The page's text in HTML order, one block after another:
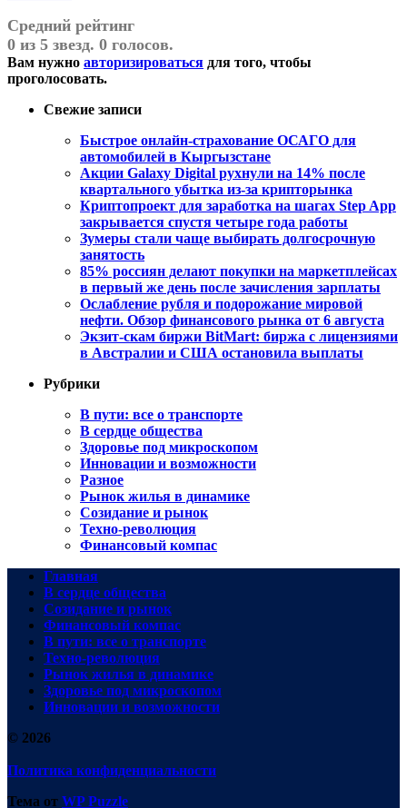
Средний рейтинг
0 из 5 звезд. 0 голосов.
Вам нужно авторизироваться для того, чтобы
проголосовать.
Свежие записи
Быстрое онлайн-страхование ОСАГО для
автомобилей в Кыргызстане
Акции Galaxy Digital рухнули на 14% после
квартального убытка из-за крипторынка
Криптопроект для заработка на шагах Step App
закрывается спустя четыре года работы
Зумеры стали чаще выбирать долгосрочную
занятость
85% россиян делают покупки на маркетплейсах
в первый же день после зачисления зарплаты
Ослабление рубля и подорожание мировой
нефти. Обзор финансового рынка от 6 августа
Экзит-скам биржи BitMart: биржа с лицензиями
в Австралии и США остановила выплаты
Рубрики
В пути: все о транспорте
В сердце общества
Здоровье под микроскопом
Инновации и возможности
Разное
Рынок жилья в динамике
Созидание и рынок
Техно-революция
Финансовый компас
Главная
В сердце общества
Созидание и рынок
Финансовый компас
В пути: все о транспорте
Техно-революция
Рынок жилья в динамике
Здоровье под микроскопом
Инновации и возможности
© 2026
Политика конфиденциальности
Тема от WP Puzzle